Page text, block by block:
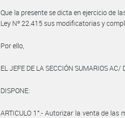
Que la presente se dicta en ejercicio de
Ley Nº 22.415 sus modificatorias y
Por ello,
EL JEFE DE LA SECCIÓN SUMARIOS
DISPONE:
ARTICULO 1°.- Autorizar la venta de